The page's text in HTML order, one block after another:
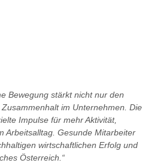
Bewegung stärkt nicht nur den
im Unternehmen. Die
Impulse für mehr Aktivität,
Arbeitsalltag. Gesunde Mitarbeiter
wirtschaftlichen Erfolg und
Österreich.“